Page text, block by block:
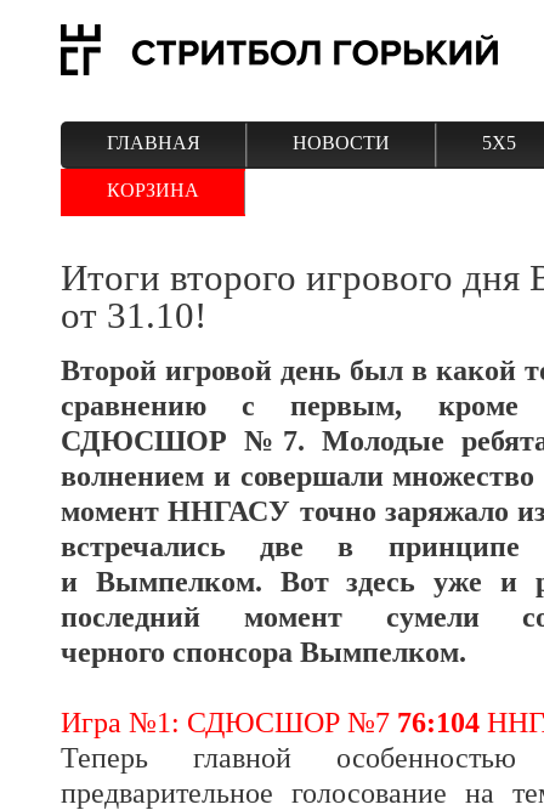
ГЛАВНАЯ НОВОСТИ 5Х5
КОРЗИНА
Итоги второго игрового дня
от 31.10!
Второй игровой день был в какой
сравнению с первым,
СДЮСШОР №7. Молодые ребята
волнением и совершали
момент ННГАСУ точно заряжало
встречались две в
и Вымпелком. Вот здесь уже и
последний момент сумели
черного спонсора Вымпелком.
Игра №1: СДЮСШОР №7 76:104
Теперь главной
предварительное голосование на